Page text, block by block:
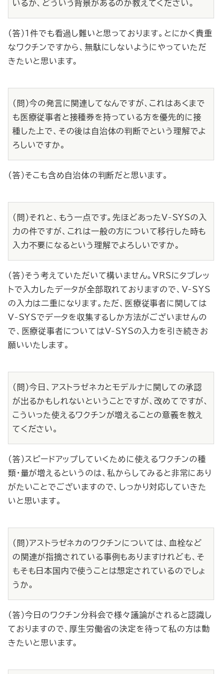
いるか、どういう背景があるのか教えてください。
（答）１件でも看過し難いと思っております。とにかく貴重
なワクチンですから、無駄にしないようにやっていただ
きたいと思います。
（問）今の発言に関連してなんですが、これはあくまで
も医療従事者と接種券を持っている方を優先的に接
種した上で、その後は自治体の判断でという理解でよ
ろしいですか。
（答）そこも含め自治体の判断だと思います。
（問）それと、もう一点です。先ほどあったV-SYSの入
力の件ですが、これは一般の方について移行した時も
入力不要になるという理解でよろしいですか。
（答）そう考えていただいて構いません。VRSにタブレッ
トで入力したデータが全部取れておりますので、V-SYS
の入力は二重になります。ただ、医療従事者に関しては
V-SYSでデータを収集するしか方法がございませんの
で、医療従事者についてはV-SYSの入力を引き続きお
願いいたします。
（問）今日、アストラゼネカとモデルナに関しての承認
が出るかもしれないということですが、改めてですが、
こういった使えるワクチンが増えることの意義を教え
てください。
（答）スピードアップしていくために使えるワクチンの種
類・量が増えるというのは、私からしてみると非常にあり
がたいことでございますので、しっかり対応していきた
いと思います。
（問）アストラゼネカのワクチンについては、血栓など
の関連が指摘されている事例もありますけれども、そ
もそも日本国内で使うことは想定されているのでしょ
うか。
（答）今日のワクチン分科会で様々議論がされると認識し
ておりますので、厚生労働省の決定を待って私の方は動
きたいと思います。